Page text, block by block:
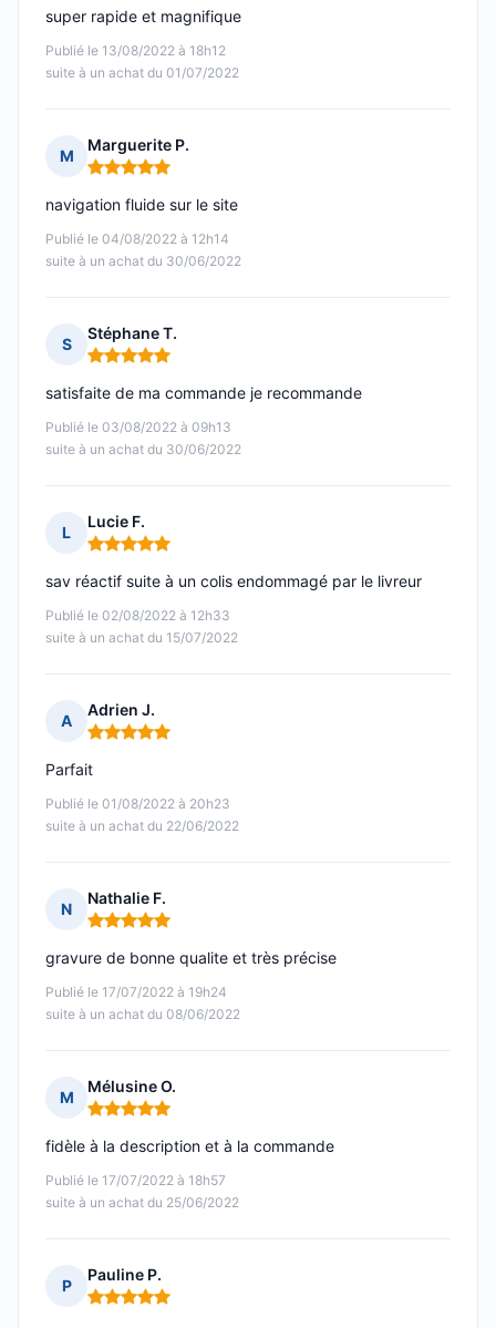
Publié le 13/08/2022 à 18h12
suite à un achat du 01/07/2022
super rapide et magnifique
M
Marguerite P.
Note : 5 sur 5
Publié le 04/08/2022 à 12h14
suite à un achat du 30/06/2022
navigation fluide sur le site
S
Stéphane T.
Note : 5 sur 5
Publié le 03/08/2022 à 09h13
suite à un achat du 30/06/2022
satisfaite de ma commande je recommande
L
Lucie F.
Note : 5 sur 5
Publié le 02/08/2022 à 12h33
suite à un achat du 15/07/2022
sav réactif suite à un colis endommagé par le livreur
A
Adrien J.
Note : 5 sur 5
Publié le 01/08/2022 à 20h23
suite à un achat du 22/06/2022
Parfait
N
Nathalie F.
Note : 5 sur 5
Publié le 17/07/2022 à 19h24
suite à un achat du 08/06/2022
gravure de bonne qualite et très précise
M
Mélusine O.
Note : 5 sur 5
Publié le 17/07/2022 à 18h57
suite à un achat du 25/06/2022
fidèle à la description et à la commande
P
Pauline P.
Note : 5 sur 5